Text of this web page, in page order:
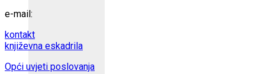
e-mail:
kontakt
književna eskadrila
Opći uvjeti poslovanja